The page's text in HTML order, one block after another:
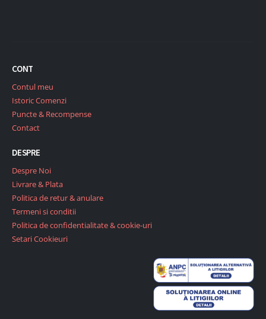
CONT
Contul meu
Istoric Comenzi
Puncte & Recompense
Contact
DESPRE
Despre Noi
Livrare & Plata
Politica de retur & anulare
Termeni si conditii
Politica de confidentialitate & cookie-uri
Setari Cookieuri